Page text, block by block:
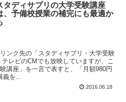
タディサプリの大学受験講座
、予備校授業の補完にも最適か
ンク先の「スタディサプリ・大学受験
レビのCMでも放映していますが、こ
講座」を一言で表すと、「月額980円
義を...
2016.06.18